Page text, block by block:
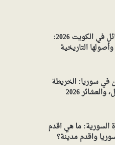
دليل أكبر القبائل في الكويت 2026:
التاريخية
في سوريا: الخريطة
2026
السورية: ما هي اقدم
واقدم مدينة؟